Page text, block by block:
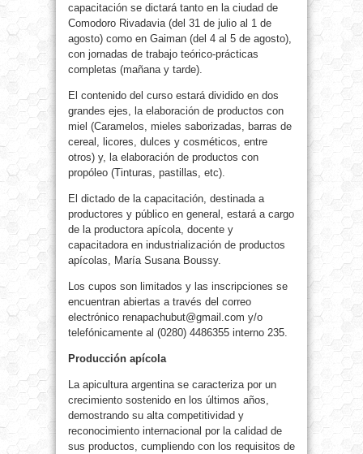
capacitación se dictará tanto en la ciudad de
Comodoro Rivadavia (del 31 de julio al 1 de
agosto) como en Gaiman (del 4 al 5 de agosto),
con jornadas de trabajo teórico-prácticas
completas (mañana y tarde).
El contenido del curso estará dividido en dos
grandes ejes, la elaboración de productos con
miel (Caramelos, mieles saborizadas, barras de
cereal, licores, dulces y cosméticos, entre
otros) y, la elaboración de productos con
propóleo (Tinturas, pastillas, etc).
El dictado de la capacitación, destinada a
productores y público en general, estará a cargo
de la productora apícola, docente y
capacitadora en industrialización de productos
apícolas, María Susana Boussy.
Los cupos son limitados y las inscripciones se
encuentran abiertas a través del correo
electrónico renapachubut@gmail.com y/o
telefónicamente al (0280) 4486355 interno 235.
Producción apícola
La apicultura argentina se caracteriza por un
crecimiento sostenido en los últimos años,
demostrando su alta competitividad y
reconocimiento internacional por la calidad de
sus productos, cumpliendo con los requisitos de